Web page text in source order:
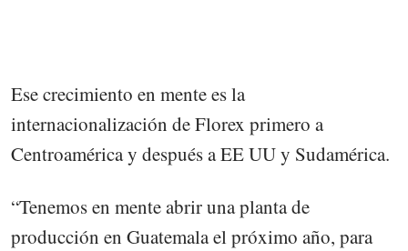
Ese crecimiento en mente es la
internacionalización de Florex primero a
Centroamérica y después a EE UU y Sudamérica.
“Tenemos en mente abrir una planta de
producción en Guatemala el próximo año, para